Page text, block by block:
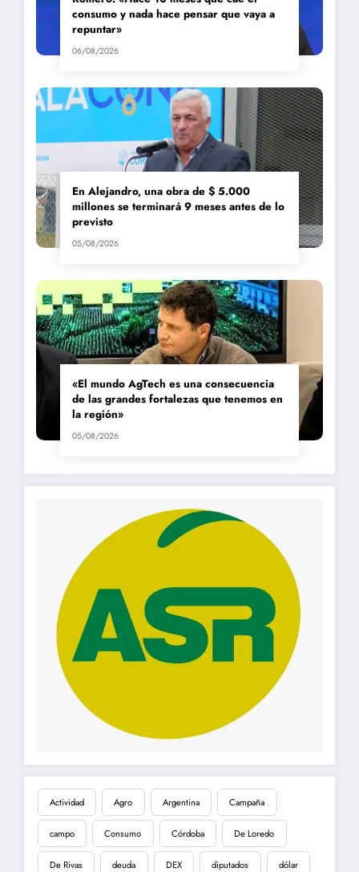
consumo y nada hace pensar que vaya a
repuntar»
06/08/2026
En Alejandro, una obra de $ 5.000
millones se terminará 9 meses antes de lo
previsto
05/08/2026
«El mundo AgTech es una consecuencia
de las grandes fortalezas que tenemos en
la región»
05/08/2026
Actividad Agro Argentina Campaña
campo Consumo Córdoba De Loredo
De Rivas deuda DEX diputados dólar